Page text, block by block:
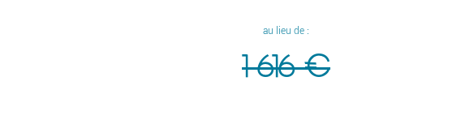
au lieu de :
1 616 €